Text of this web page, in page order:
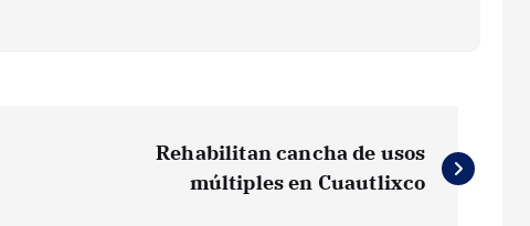
Rehabilitan cancha de usos
múltiples en Cuautlixco